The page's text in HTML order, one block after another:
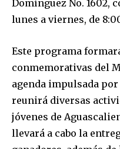
Domínguez No. 1602,
lunes a viernes, de
Este programa
conmemorativas del
agenda impulsada
reunirá diversas
jóvenes de
llevará a cabo la